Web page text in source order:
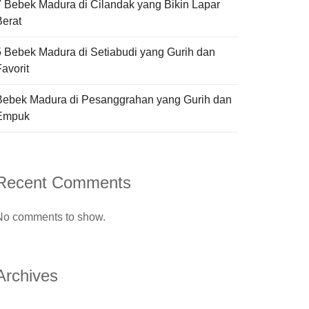
Bebek Madura di Cilandak yang Bikin Lapar
Bebek Madura di Setiabudi yang Gurih dan
Madura di Pesanggrahan yang Gurih dan
Comments
comments to show.